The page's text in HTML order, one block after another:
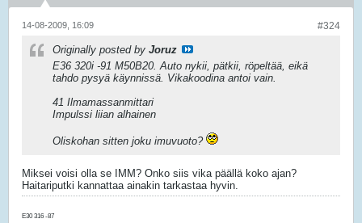
#324
14-08-2009, 16:09
Originally posted by Joruz
E36 320i -91 M50B20. Auto nykii, pätkii, röpeltää, eikä
tahdo pysyä käynnissä. Vikakoodina antoi vain.
41 Ilmamassanmittari
Impulssi liian alhainen
Oliskohan sitten joku imuvuoto?
Miksei voisi olla se IMM? Onko siis vika päällä koko ajan?
Haitariputki kannattaa ainakin tarkastaa hyvin.
E30 316 -87